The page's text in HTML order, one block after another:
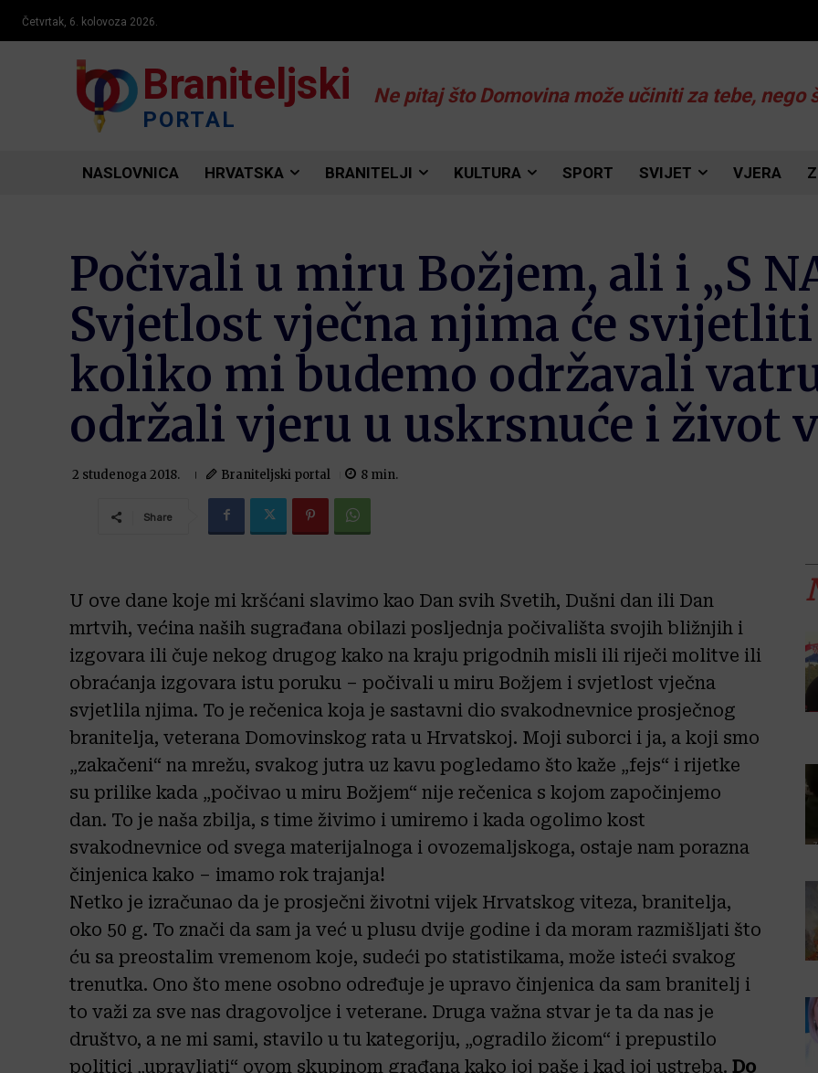
Četvrtak, 6. kolovoza 2026.
Braniteljski
PORTAL
Ne pitaj što Domovina može učiniti za tebe, nego
NASLOVNICA HRVATSKA BRANITELJI KULTURA SPORT SVIJET VJERA
Počivali u miru Božjem, ali i „S
Svjetlost vječna njima će
koliko mi budemo održavali
održali vjeru u uskrsnuće i život
2 studenoga 2018. Braniteljski portal 8 min.
Share
U ove dane koje mi kršćani slavimo kao Dan svih Svetih, Dušni dan ili Dan
mrtvih, većina naših sugrađana obilazi posljednja počivališta svojih bližnjih i
izgovara ili čuje nekog drugog kako na kraju prigodnih misli ili riječi molitve ili
obraćanja izgovara istu poruku – počivali u miru Božjem i svjetlost vječna
svjetlila njima. To je rečenica koja je sastavni dio svakodnevnice prosječnog
branitelja, veterana Domovinskog rata u Hrvatskoj. Moji suborci i ja, a koji smo
„zakačeni“ na mrežu, svakog jutra uz kavu pogledamo što kaže „fejs“ i rijetke
su prilike kada „počivao u miru Božjem“ nije rečenica s kojom započinjemo
dan. To je naša zbilja, s time živimo i umiremo i kada ogolimo kost
svakodnevnice od svega materijalnoga i ovozemaljskoga, ostaje nam porazna
činjenica kako – imamo rok trajanja!
Netko je izračunao da je prosječni životni vijek Hrvatskog viteza, branitelja,
oko 50 g. To znači da sam ja već u plusu dvije godine i da moram razmišljati što
ću sa preostalim vremenom koje, sudeći po statistikama, može isteći svakog
trenutka. Ono što mene osobno određuje je upravo činjenica da sam branitelj i
to važi za sve nas dragovoljce i veterane. Druga važna stvar je ta da nas je
društvo, a ne mi sami, stavilo u tu kategoriju, „ogradilo žicom“ i prepustilo
politici „upravljati“ ovom skupinom građana kako joj paše i kad joj ustreba. Do